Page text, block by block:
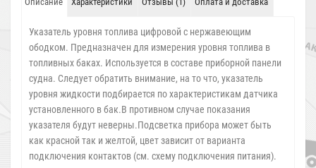
Указатель уровня топлива цифровой с нержавеющим
ободком. Предназначен для измерения уровня топлива в
топливных баках. Используется в составе приборной панели
судна. Следует обратить внимание, на то что, указатель
уровня жидкости подбирается по характеристикам датчика
установленного в бак.В противном случае показания
указателя будут неверны.Подсветка прибора может быть
как красной так и желтой, цвет зависит от варианта
подключения контактов (см. схему подключения питания).